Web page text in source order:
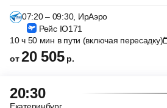
07:20 – 09:30, ИрАэро
Рейс IO171
10 ч 50 мин в пути (включая пересадку)
от20 505 р.
20:30